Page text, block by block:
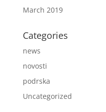
March 2019
Categories
news
novosti
podrska
Uncategorized